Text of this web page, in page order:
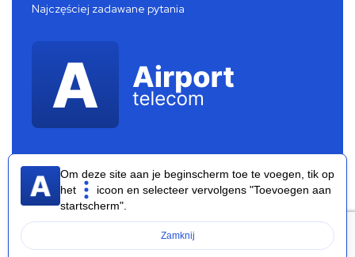
Najczęściej zadawane pytania
Airport Telecom 2026 ®
Om deze site aan je beginscherm toe te voegen, tik op
het
icoon en selecteer vervolgens "Toevoegen aan
startscherm".
Zamknij